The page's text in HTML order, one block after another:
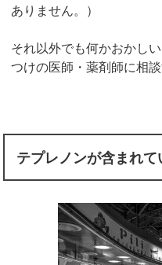
ありません。）
それ以外でも何かおかし
つけの医師・薬剤師に相
テプレノンが含まれて